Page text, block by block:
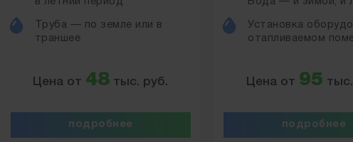
Труба — по земле или в
траншее
Цена от 48 тыс. руб.
подробнее
Установка
отапливаемом
Цена от 95
подробнее